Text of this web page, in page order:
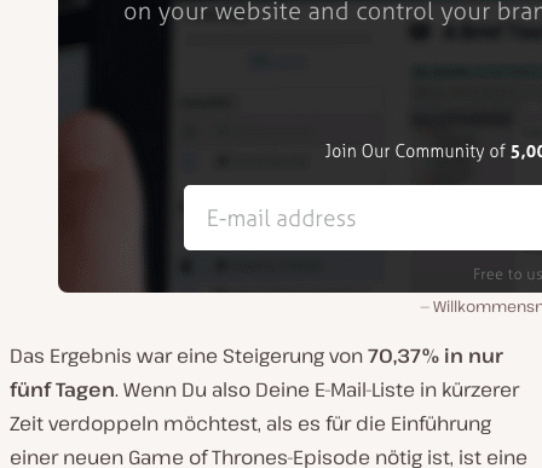
Das Ergebnis war eine Steigerung von70,37% in nur
fünf Tagen. Wenn Du also Deine E-Mail-Liste in kürzerer
Zeit verdoppeln möchtest, als es für die Einführung
einer neuen Game of Thrones-Episode nötig ist, ist eine